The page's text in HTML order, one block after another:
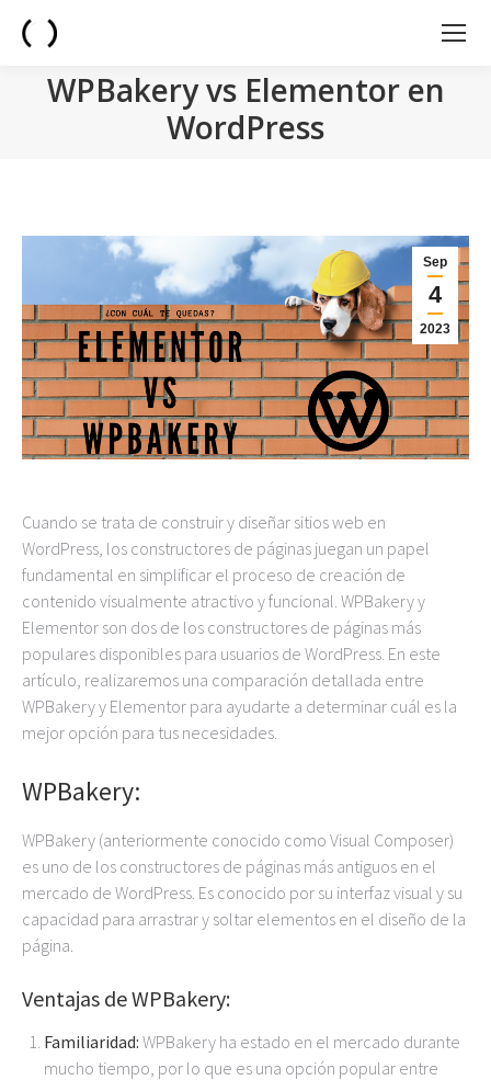
WPBakery vs Elementor en
WordPress
Sep
4
2023
Cuando se trata de construir y diseñar sitios web en
WordPress, los constructores de páginas juegan un papel
fundamental en simplificar el proceso de creación de
contenido visualmente atractivo y funcional. WPBakery y
Elementor son dos de los constructores de páginas más
populares disponibles para usuarios de WordPress. En este
artículo, realizaremos una comparación detallada entre
WPBakery y Elementor para ayudarte a determinar cuál es la
mejor opción para tus necesidades.
WPBakery:
WPBakery (anteriormente conocido como Visual Composer)
es uno de los constructores de páginas más antiguos en el
mercado de WordPress. Es conocido por su interfaz visual y su
capacidad para arrastrar y soltar elementos en el diseño de la
página.
Ventajas de WPBakery:
Familiaridad: WPBakery ha estado en el mercado durante
mucho tiempo, por lo que es una opción popular entre